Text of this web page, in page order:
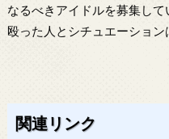
なるべきアイドルを募集して
殴った人とシチュエーション
関連リンク